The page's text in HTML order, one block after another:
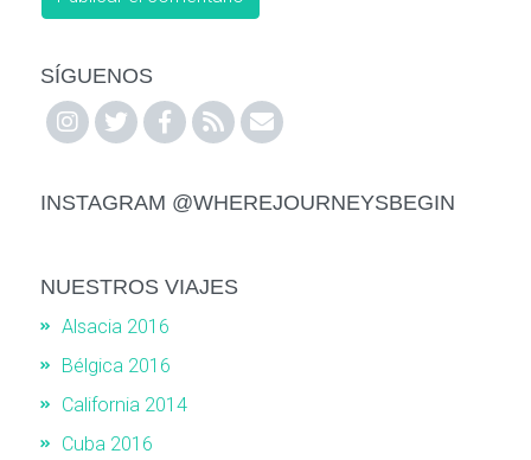
SÍGUENOS
INSTAGRAM @WHEREJOURNEYSBEGIN
NUESTROS VIAJES
Alsacia 2016
Bélgica 2016
California 2014
Cuba 2016